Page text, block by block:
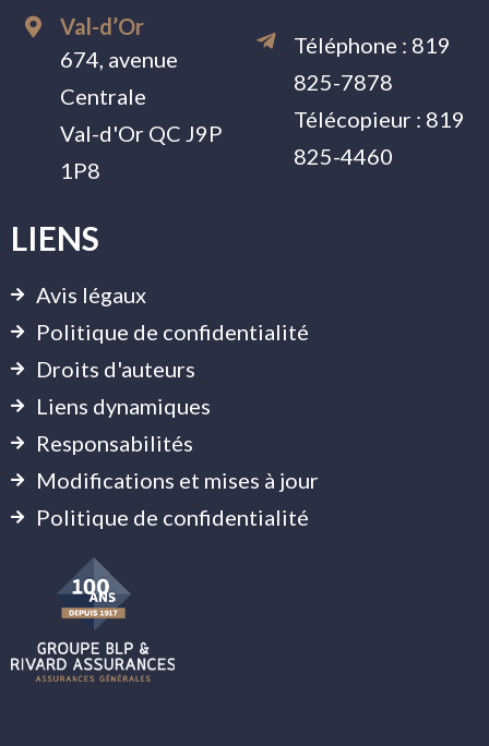
Val-d’Or
674, avenue
Centrale
Val-d'Or QC J9P
1P8
Téléphone : 819
825-7878
Télécopieur : 819
825-4460
LIENS
Avis légaux
Politique de confidentialité
Droits d'auteurs
Liens dynamiques
Responsabilités
Modifications et mises à jour
Politique de confidentialité